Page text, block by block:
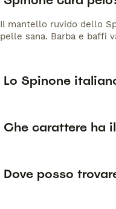
Il mantello ruvido dello
pelle sana. Barba e baffi
Lo Spinone
Che carattere ha
Dove posso